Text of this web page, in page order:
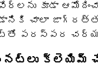
కూడా
చాలా జాగ్రత్తగా
పరస్పర
క్లెయిమ్